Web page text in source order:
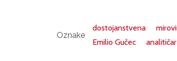
Oznake
dostojanstvena
Emilio Gučec
analitičar